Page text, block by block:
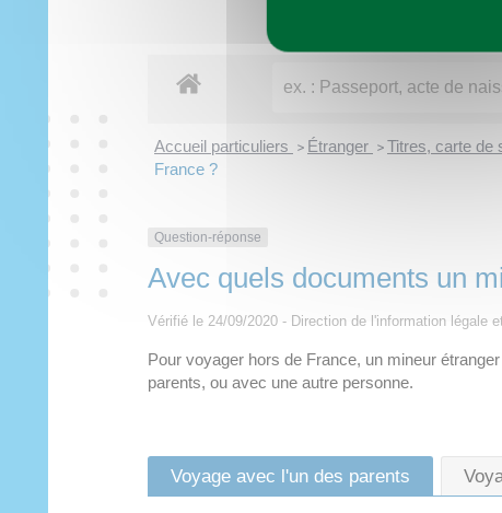
Découvrir
Municipalité
À tout âge
Vie pratique
Loisirs
Imaginer demain
Accueil particuliers > Étranger > Titres, carte de
France ?
Question-réponse
Avec quels documents un
Vérifié le 24/09/2020 - Direction de l'information légale
Pour voyager hors de France, un mineur
parents, ou avec une autre personne.
Voyage avec l'un des parents